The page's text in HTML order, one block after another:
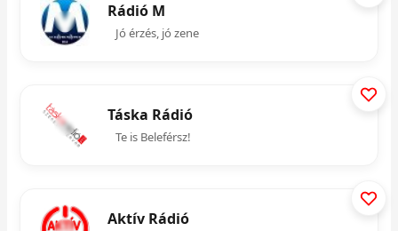
Rádió M
Jó érzés, jó zene
Táska Rádió
Te is Beleférsz!
Aktív Rádió